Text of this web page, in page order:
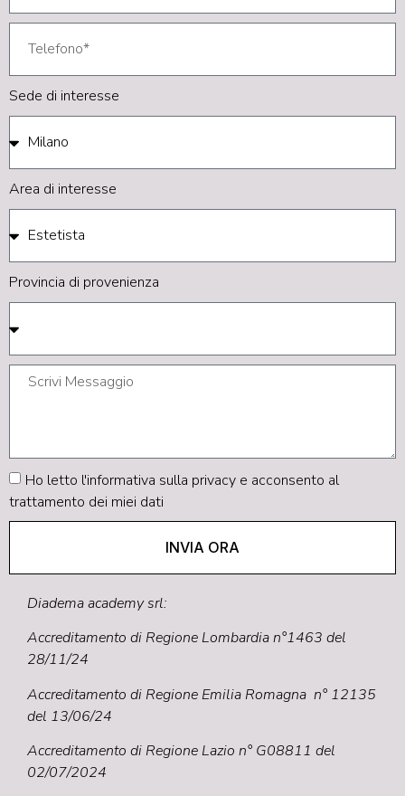
Sede di interesse
Area di interesse
Provincia di provenienza
Ho letto l'informativa sulla privacy e acconsento al
trattamento dei miei dati
INVIA ORA
Diadema academy srl:
Accreditamento di Regione Lombardia n°1463 del
28/11/24
Accreditamento di Regione Emilia Romagna n° 12135
del 13/06/24
Accreditamento di Regione Lazio n° G08811 del
02/07/2024